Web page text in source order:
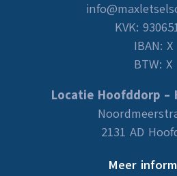
KVK:
IBAN: X
BTW: X
Locatie Hoofddorp –
2131 AD
Meer